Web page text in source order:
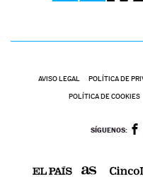
AVISO LEGAL POLÍTICA DE
POLÍTICA DE COOKIES
SÍGUENOS: